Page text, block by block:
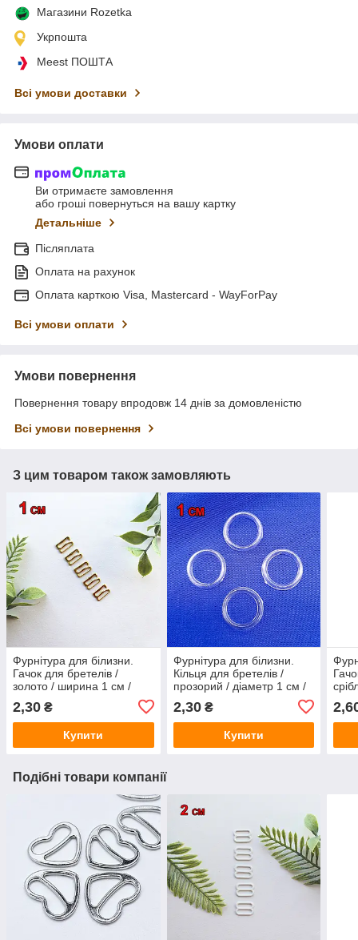
Магазини Rozetka
Укрпошта
Meest ПОШТА
Всі умови доставки
Умови оплати
Ви отримаєте замовлення
або гроші повернуться на вашу картку
Детальніше
Післяплата
Оплата на рахунок
Оплата карткою Visa, Mastercard - WayForPay
Всі умови оплати
Умови повернення
Повернення товару впродовж 14 днів за домовленістю
Всі умови повернення
З цим товаром також замовляють
Фурнітура для білизни.
Гачок для бретелів /
золото / ширина 1 см /
2,30 ₴
Купити
Фурнітура для білизни.
Кільця для бретелів /
прозорий / діаметр 1 см /
2,30₴
Купити
Подібні товари компанії